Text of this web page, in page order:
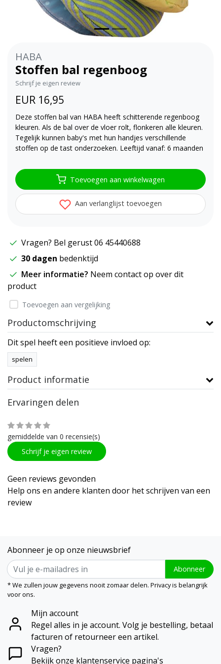
HABA
Stoffen bal regenboog
Schrijf je eigen review
EUR 16,95
Deze stoffen bal van HABA heeft schitterende regenboog
kleuren. Als de bal over de vloer rolt, flonkeren alle kleuren.
Tegelijk kunnen baby's met hun handjes verschillende
stoffen op de tast onderzoeken. Leeftijd vanaf: 6 maanden
Toevoegen aan winkelwagen
Aan verlanglijst toevoegen
Vragen? Bel gerust 06 45440688
30 dagen bedenktijd
Meer informatie? Neem contact op over dit
product
Toevoegen aan vergelijking
Productomschrijving
Dit spel heeft een positieve invloed op:
spelen
Product informatie
Ervaringen delen
gemiddelde van 0 recensie(s)
Schrijf je eigen review
Geen reviews gevonden
Help ons en andere klanten door het schrijven van een
review
Abonneer je op onze nieuwsbrief
Abonneer
* We zullen jouw gegevens nooit zomaar delen. Privacy is belangrijk
voor ons.
Mijn account
Regel alles in je account. Volg je bestelling, betaal
facturen of retourneer een artikel.
Vragen?
Bekijk onze klantenservice pagina's